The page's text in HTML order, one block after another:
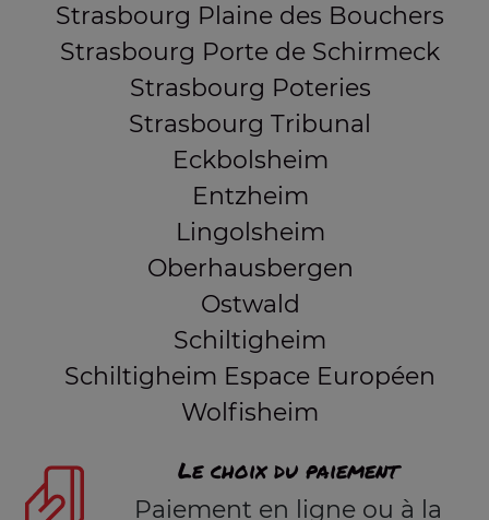
Strasbourg Plaine des Bouchers
Strasbourg Porte de Schirmeck
Strasbourg Poteries
Strasbourg Tribunal
Eckbolsheim
Entzheim
Lingolsheim
Oberhausbergen
Ostwald
Schiltigheim
Schiltigheim Espace Européen
Wolfisheim
Le choix du paiement
Paiement en ligne ou à la